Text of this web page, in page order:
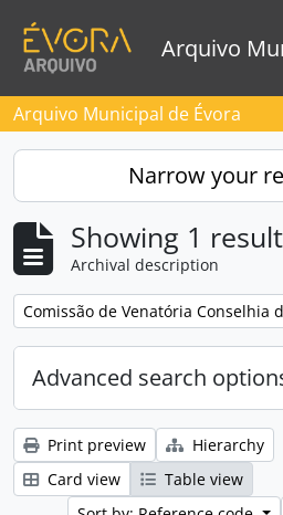
Arquivo
Arquivo Municipal de Évora
Narrow your
Showing 1
Archival description
Remove filter:
Comissão de Venatória Conselhia
Advanced search
Print preview
Hierarchy
Card view
Table view